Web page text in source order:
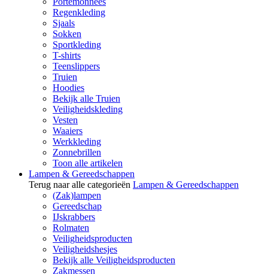
Regenkleding
Sjaals
Sokken
Sportkleding
T-shirts
Teenslippers
Truien
Hoodies
Bekijk alle Truien
Veiligheidskleding
Vesten
Waaiers
Werkkleding
Zonnebrillen
Toon alle artikelen
Lampen & Gereedschappen
Terug naar alle categorieën Lampen & Gereedschappen
(Zak)lampen
Gereedschap
IJskrabbers
Rolmaten
Veiligheidsproducten
Veiligheidshesjes
Bekijk alle Veiligheidsproducten
Zakmessen